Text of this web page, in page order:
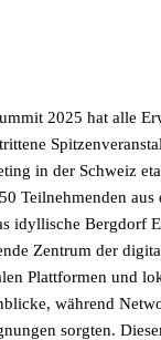
2025 hat alle
in der Schweiz
Teilnehmenden aus
idyllische Bergdorf
Zentrum der
Plattformen und
während
sorgten.